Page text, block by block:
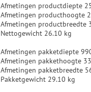
Afmetingen productdiepte
Afmetingen producthoogte
Afmetingen productbreedte
Nettogewicht 26.10 kg
Afmetingen pakketdiepte
Afmetingen pakkethoogte
Afmetingen pakketbreedte
Pakketgewicht 29.10 kg